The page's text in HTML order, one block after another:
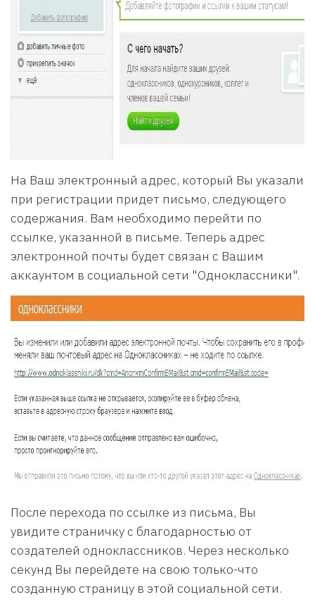
На Ваш электронный адрес, который Вы указали
при регистрации придет письмо, следующего
содержания. Вам необходимо перейти по
ссылке, указанной в письме. Теперь адрес
электронной почты будет связан с Вашим
аккаунтом в социальной сети "Одноклассники".
После перехода по ссылке из письма, Вы
увидите страничку с благодарностью от
создателей одноклассников. Через несколько
секунд Вы перейдете на свою только-что
созданную страницу в этой социальной сети.